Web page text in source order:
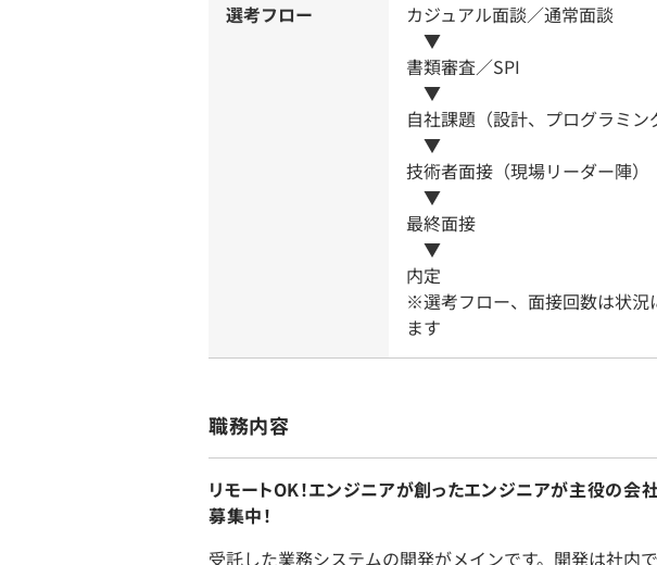
選考フロー
カジュアル面談／通常面談
▼
書類審査／SPI
▼
自社課題（設計、プログラミン
▼
技術者面接（現場リーダー陣）
▼
最終面接
▼
内定
※選考フロー、面接回数は状況
ます
職務内容
リモートOK！エンジニアが創ったエンジニアが主役の
募集中！
受託した業務システムの開発がメインです。開発は社内